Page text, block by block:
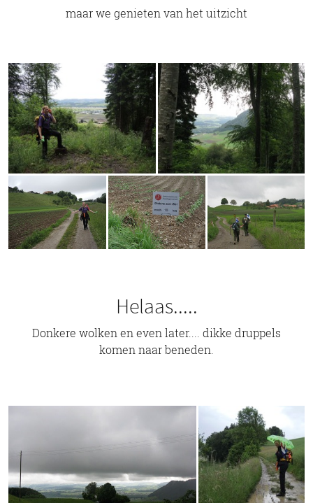
maar we genieten van het uitzicht
Helaas.....
Donkere wolken en even later.... dikke druppels
komen naar beneden.